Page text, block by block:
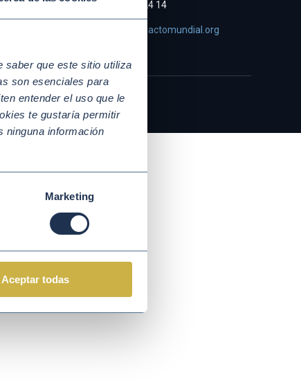
saber que este sitio utiliza
son esenciales para
entender el uso que le
te gustaría permitir
ninguna información
Marketing
Aceptar todas
(+34)91 745 24 14
asociacion@pactomundial.org